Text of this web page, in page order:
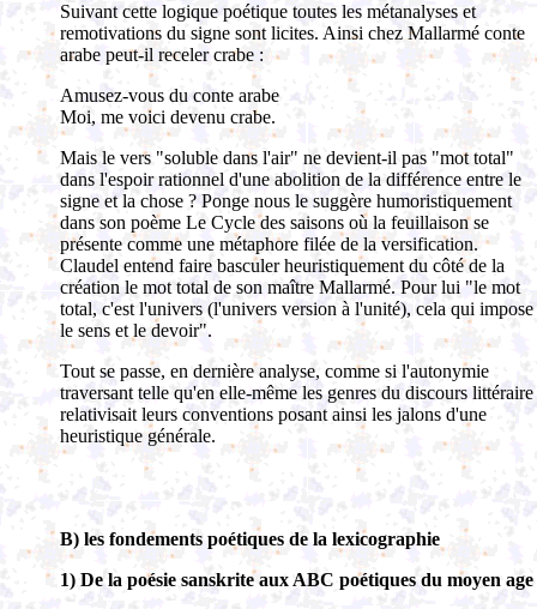
Suivant cette logique poétique toutes les métanalyses et
remotivations du signe sont licites. Ainsi chez Mallarmé conte
arabe peut-il receler crabe :
Amusez-vous du conte arabe
Moi, me voici devenu crabe.
Mais le vers "soluble dans l'air" ne devient-il pas "mot total"
dans l'espoir rationnel d'une abolition de la différence entre le
signe et la chose ? Ponge nous le suggère humoristiquement
dans son poème Le Cycle des saisons où la feuillaison se
présente comme une métaphore filée de la versification.
Claudel entend faire basculer heuristiquement du côté de la
création le mot total de son maître Mallarmé. Pour lui "le mot
total, c'est l'univers (l'univers version à l'unité), cela qui impose
le sens et le devoir".
Tout se passe, en dernière analyse, comme si l'autonymie
traversant telle qu'en elle-même les genres du discours littéraire
relativisait leurs conventions posant ainsi les jalons d'une
heuristique générale.
B) les fondements poétiques de la lexicographie
1) De la poésie sanskrite aux ABC poétiques du moyen age